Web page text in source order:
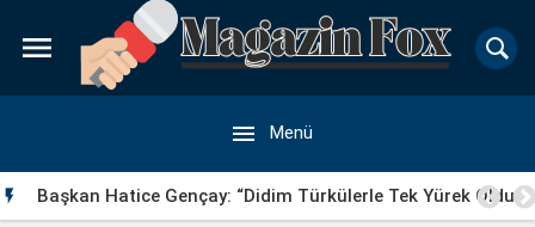

 Menü
 Başkan Hatice Gençay: “Didim Türkülerle Tek Yürek Oldu”